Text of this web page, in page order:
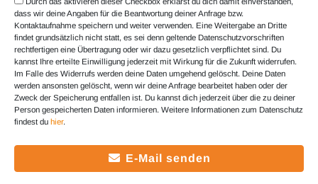
dass wir deine Angaben für die Beantwortung deiner Anfrage bzw.
Kontaktaufnahme speichern und weiter verwenden. Eine Weitergabe an Dritte
findet grundsätzlich nicht statt, es sei denn geltende Datenschutzvorschriften
rechtfertigen eine Übertragung oder wir dazu gesetzlich verpflichtet sind. Du
kannst Ihre erteilte Einwilligung jederzeit mit Wirkung für die Zukunft widerrufen.
Im Falle des Widerrufs werden deine Daten umgehend gelöscht. Deine Daten
werden ansonsten gelöscht, wenn wir deine Anfrage bearbeitet haben oder der
Zweck der Speicherung entfallen ist. Du kannst dich jederzeit über die zu deiner
Person gespeicherten Daten informieren. Weitere Informationen zum Datenschutz
findest du hier.
E-Mail senden